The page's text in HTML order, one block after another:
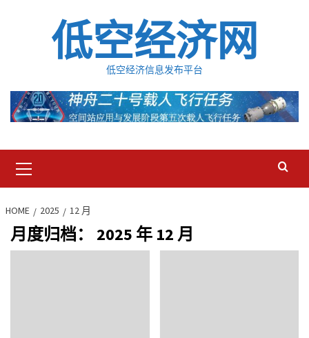
低空经济网
低空经济信息发布平台
Menu
HOME 2025 12 月
月度归档： 2025 年 12 月